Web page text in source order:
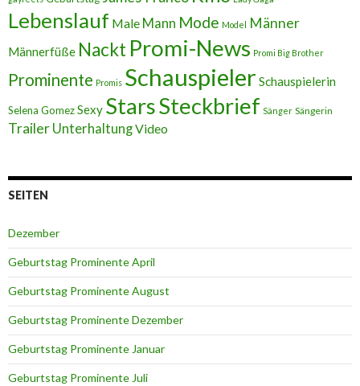
Lebenslauf Male Mann Mode Model Männer
Männerfüße Nackt Promi-News Promi Big Brother
Prominente Promis Schauspieler Schauspielerin
Selena GomezSexy StarsSteckbrief Sänger Sängerin
Trailer UnterhaltungVideo
SEITEN
Dezember
Geburtstag Prominente April
Geburtstag Prominente August
Geburtstag Prominente Dezember
Geburtstag Prominente Januar
Geburtstag Prominente Juli